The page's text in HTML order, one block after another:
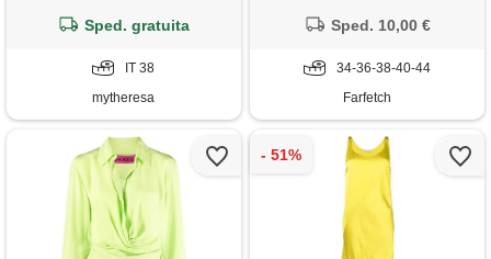
Sped. gratuita
IT 38
mytheresa
Sped. 10,00 €
34-36-38-40-44
Farfetch